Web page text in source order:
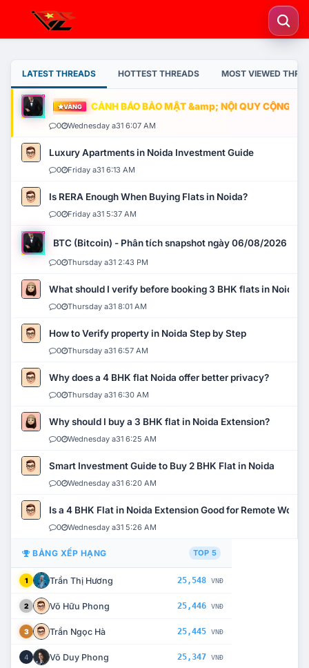
LATEST THREADS HOTTEST THREADS MOST VIEWED
VÀNG CẢNH BÁO BẢO MẬT &amp; NỘI QUY CỘNG
0 Wednesday a31 6:07 AM
Luxury Apartments in Noida Investment Guide
0 Friday a31 6:13 AM
Is RERA Enough When Buying Flats in Noida?
0 Friday a31 5:37 AM
BTC (Bitcoin) - Phân tích snapshot ngày 06/08/2026
0 Thursday a31 2:43 PM
What should I verify before booking 3 BHK flats in Noida?
0 Thursday a31 8:01 AM
How to Verify property in Noida Step by Step
0 Thursday a31 6:57 AM
Why does a 4 BHK flat Noida offer better privacy?
0 Thursday a31 6:30 AM
Why should I buy a 3 BHK flat in Noida Extension?
0 Wednesday a31 6:25 AM
Smart Investment Guide to Buy 2 BHK Flat in Noida
0 Wednesday a31 6:20 AM
Is a 4 BHK Flat in Noida Extension Good for Remote Work?
0 Wednesday a31 5:26 AM
BẢNG XẾP HẠNG TOP 5
1 Trần Thị Hương 25,548 VNĐ
2 Võ Hữu Phong 25,446 VNĐ
3 Trần Ngọc Hà 25,445 VNĐ
4 Võ Duy Phong 25,347 VNĐ